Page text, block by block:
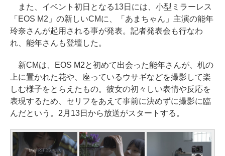
また、イベント初日となる13日には、小型ミラーレス
「EOS M2」の新しいCMに、「あまちゃん」主演の能年
玲奈さんが起用される事が発表。記者発表会も行なわ
れ、能年さんも登壇した。
新CMは、EOS M2と初めて出会った能年さんが、机の
上に置かれた花や、座っているウサギなどを撮影して楽
しむ様子をとらえたもの。彼女の初々しい表情や反応を
表現するため、セリフをあえて事前に決めずに撮影に臨
んだという。2月13日から放送がスタートする。